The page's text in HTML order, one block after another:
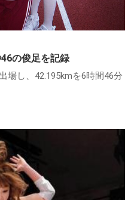
の俊足を記録
場し、42.195kmを6時間46分